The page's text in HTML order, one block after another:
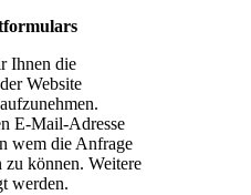
Ihnen die
Website
E-Mail-Adresse
wem die Anfrage
zu können. Weitere
werden.